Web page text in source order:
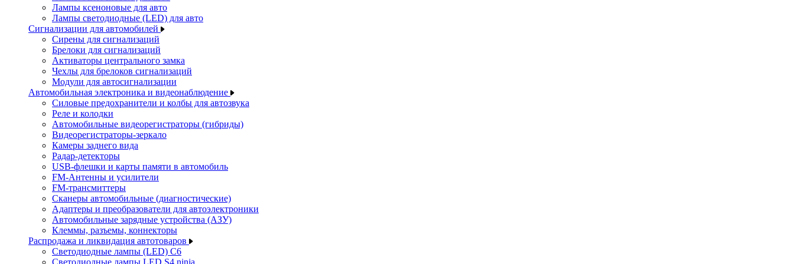
Лампы ксеноновые для авто
Лампы светодиодные (LED) для авто
Сигнализации для автомобилей
Сирены для сигнализаций
Брелоки для сигнализаций
Активаторы центрального замка
Чехлы для брелоков сигнализаций
Модули для автосигнализации
Автомобильная электроника и видеонаблюдение
Силовые предохранители и колбы для автозвука
Реле и колодки
Автомобильные видеорегистраторы (гибриды)
Видеорегистраторы-зеркало
Камеры заднего вида
Радар-детекторы
USB-флешки и карты памяти в автомобиль
FM-Антенны и усилители
FM-трансмиттеры
Сканеры автомобильные (диагностические)
Адаптеры и преобразователи для автоэлектроники
Автомобильные зарядные устройства (АЗУ)
Клеммы, разъемы, коннекторы
Распродажа и ликвидация автотоваров
Светодиодные лампы (LED) C6
Светодиодные лампы LED S4 ninja